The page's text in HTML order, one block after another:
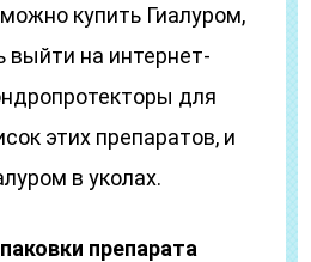
купить Гиалуром,
выйти на интернет-
для
этих препаратов, и
в уколах.
препарата